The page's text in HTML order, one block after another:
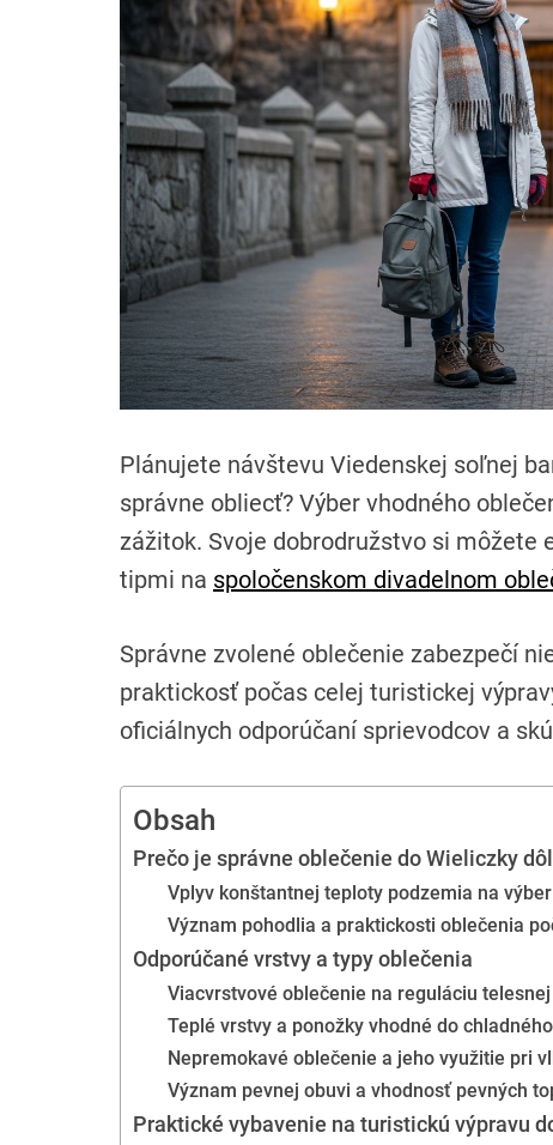
Plánujete návštevu Viedenskej soľnej
správne obliecť? Výber vhodného
zážitok. Svoje dobrodružstvo si môžete
tipmi na spoločenskom divadelnom
Správne zvolené oblečenie zabezpečí
praktickosť počas celej turistickej
oficiálnych odporúčaní sprievodcov a
Obsah
Prečo je správne oblečenie do Wieliczky
Vplyv konštantnej teploty podzemia na
Význam pohodlia a praktickosti oblečenia
Odporúčané vrstvy a typy oblečenia
Viacvrstvové oblečenie na reguláciu
Teplé vrstvy a ponožky vhodné do
Nepremokavé oblečenie a jeho využitie pri
Význam pevnej obuvi a vhodnosť pevných
Praktické vybavenie na turistickú výpravu